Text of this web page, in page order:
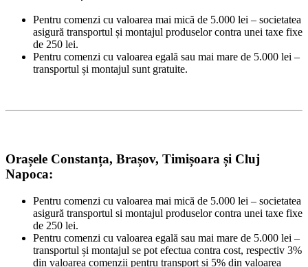
Pentru comenzi cu valoarea mai mică de 5.000 lei – societatea
asigură transportul și montajul produselor contra unei taxe fixe
de 250 lei.
Pentru comenzi cu valoarea egală sau mai mare de 5.000 lei –
transportul și montajul sunt gratuite.
Orașele Constanța, Brașov, Timișoara și Cluj
Napoca:
Pentru comenzi cu valoarea mai mică de 5.000 lei – societatea
asigură transportul si montajul produselor contra unei taxe fixe
de 250 lei.
Pentru comenzi cu valoarea egală sau mai mare de 5.000 lei –
transportul și montajul se pot efectua contra cost, respectiv 3%
din valoarea comenzii pentru transport și 5% din valoarea